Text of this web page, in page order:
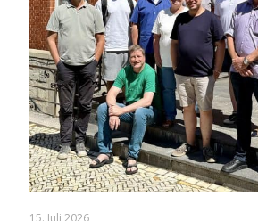
15. Juli 2026